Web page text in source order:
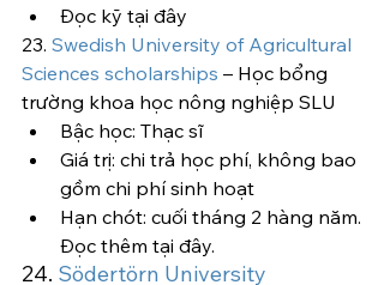
Đọc kỹ tại đây
23. Swedish University of Agricultural
Sciences scholarships – Học bổng
trường khoa học nông nghiệp SLU
Bậc học: Thạc sĩ
Giá trị: chi trả học phí, không bao
gồm chi phí sinh hoạt
Hạn chót: cuối tháng 2 hàng năm.
Đọc thêm tại đây.
24. Södertörn University